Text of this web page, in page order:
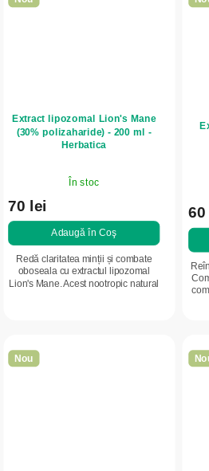
Extract lipozomal Lion's Mane
(30% polizaharide) - 200 ml -
Herbatica
a
produsului
5,0
din
5
În stoc
70 lei
Adaugă în Coş
Redă claritatea minții și combate
oboseala cu extractul lipozomal
Lion's Mane. Acest nootropic natural
60
Nou